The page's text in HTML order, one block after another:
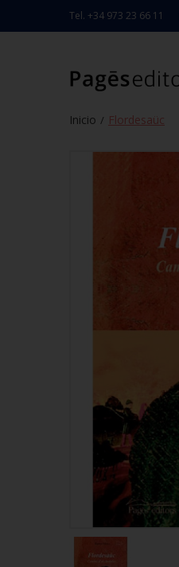
Tel. +34 973 23 66 11
Inicio / Flordesaüc